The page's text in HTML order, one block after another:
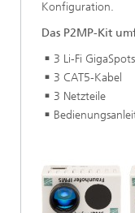
Konfiguration.
Das P2MP-Kit
3 Li-Fi
3 CAT5-Kabel
3 Netzteile